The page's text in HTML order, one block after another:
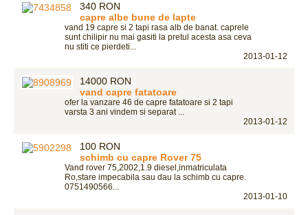
340 RON
capre albe bune de lapte
vand 19 capre si 2 tapi rasa alb de banat. caprele
sunt chilipir nu mai gasiti la pretul acesta asa ceva
nu stiti ce pierdeti...
2013-01-12
14000 RON
vand capre fatatoare
ofer la vanzare 46 de capre fatatoare si 2 tapi
varsta 3 ani vindem si separat ...
2013-01-12
100 RON
schimb cu capre Rover 75
Vand rover 75,2002,1.9 diesel,inmatriculata
Ro,stare impecabila sau dau la schimb cu capre.
0751490566...
2013-01-10